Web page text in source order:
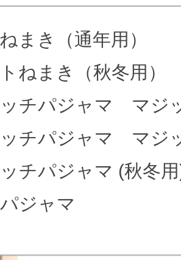
まき（通年用）
ねまき（秋冬用）
チパジャマ マジ
チパジャマ マジ
チパジャマ (秋冬
ジャマ